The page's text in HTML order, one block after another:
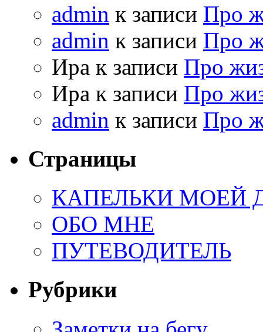
admin к записи Про
admin к записи Про
Ира к записи Про
Ира к записи Про
admin к записи Про
Страницы
КАПЕЛЬКИ МОЕЙ
ОБО МНЕ
ПУТЕВОДИТЕЛЬ
Рубрики